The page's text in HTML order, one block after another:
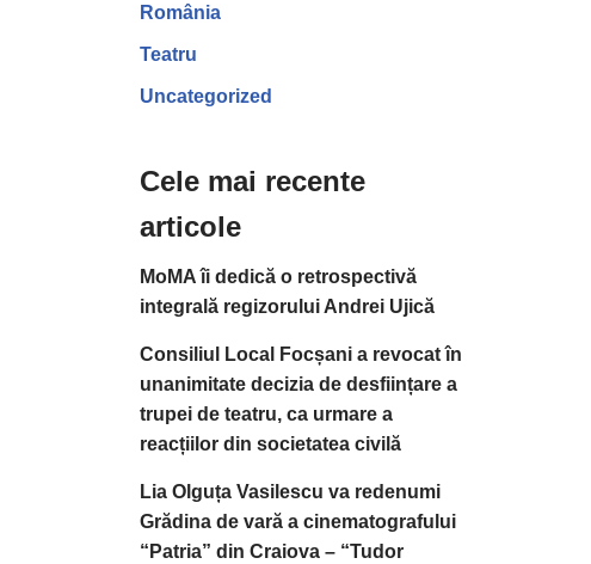
România
Teatru
Uncategorized
Cele mai recente
articole
MoMA îi dedică o retrospectivă
integrală regizorului Andrei Ujică
Consiliul Local Focșani a revocat în
unanimitate decizia de desființare a
trupei de teatru, ca urmare a
reacțiilor din societatea civilă
Lia Olguța Vasilescu va redenumi
Grădina de vară a cinematografului
“Patria” din Craiova – “Tudor